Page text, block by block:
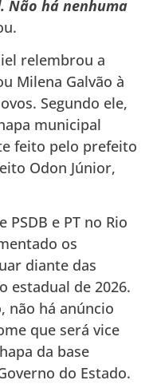
Não há nenhuma
relembrou a
Milena Galvão à
Segundo ele,
municipal
feito pelo prefeito
Odon Júnior,
e PT no Rio
os
diante das
estadual de 2026.
não há anúncio
que será vice
da base
do Estado.